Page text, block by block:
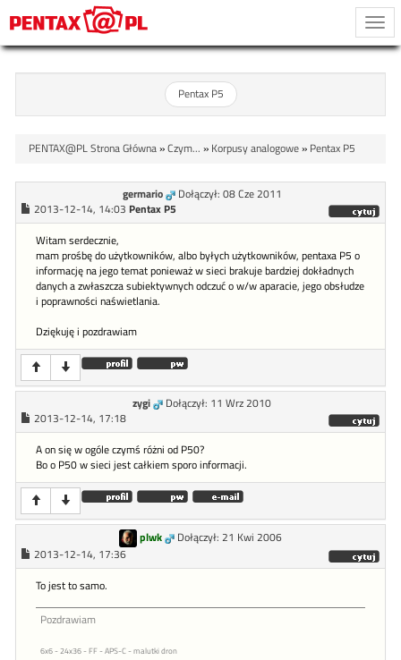
Pentax P5
PENTAX@PL Strona Główna»Czym... » Korpusy analogowe» Pentax P5
germario
Dołączył: 08 Cze 2011
2013-12-14, 14:03 Pentax P5
Witam serdecznie,
mam prośbę do użytkowników, albo byłych użytkowników, pentaxa P5 o
informację na jego temat ponieważ w sieci brakuje bardziej dokładnych
danych a zwłaszcza subiektywnych odczuć o w/w aparacie, jego obsłudze
i poprawności naświetlania.
Dziękuję i pozdrawiam
zygi
Dołączył: 11 Wrz 2010
2013-12-14, 17:18
A on się w ogóle czymś różni od P50?
Bo o P50 w sieci jest całkiem sporo informacji.
plwk
Dołączył: 21 Kwi 2006
2013-12-14, 17:36
To jest to samo.
Pozdrawiam
6x6 - 24x36 - FF - APS-C - malutki dron